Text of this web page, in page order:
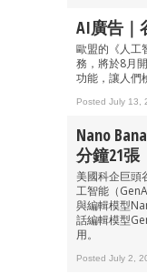
AI廣告｜
歐盟的《人工
務，將於8月
功能，讓人們
Posted July 13,
Nano
分鐘21張
美國科企巨頭
工智能（
與編輯模型
話編輯模型
用。
Posted July 2,